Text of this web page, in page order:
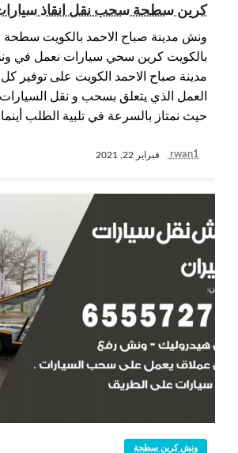
كرين سطحة سحب نقل انقاذ
ونش مدينة صباح الاحمد بالكويت سطحة
بالكويت كرين سحي سيارات نعمل في
مدينة صباح الاحمد الكويت على توفير
العمل الذي يتعلق بسحب و نقل
حيث نمتاز بالسرعة في تلبية الطلب
rwan1 فبراير 22, 2021
ونش كرين سطحة